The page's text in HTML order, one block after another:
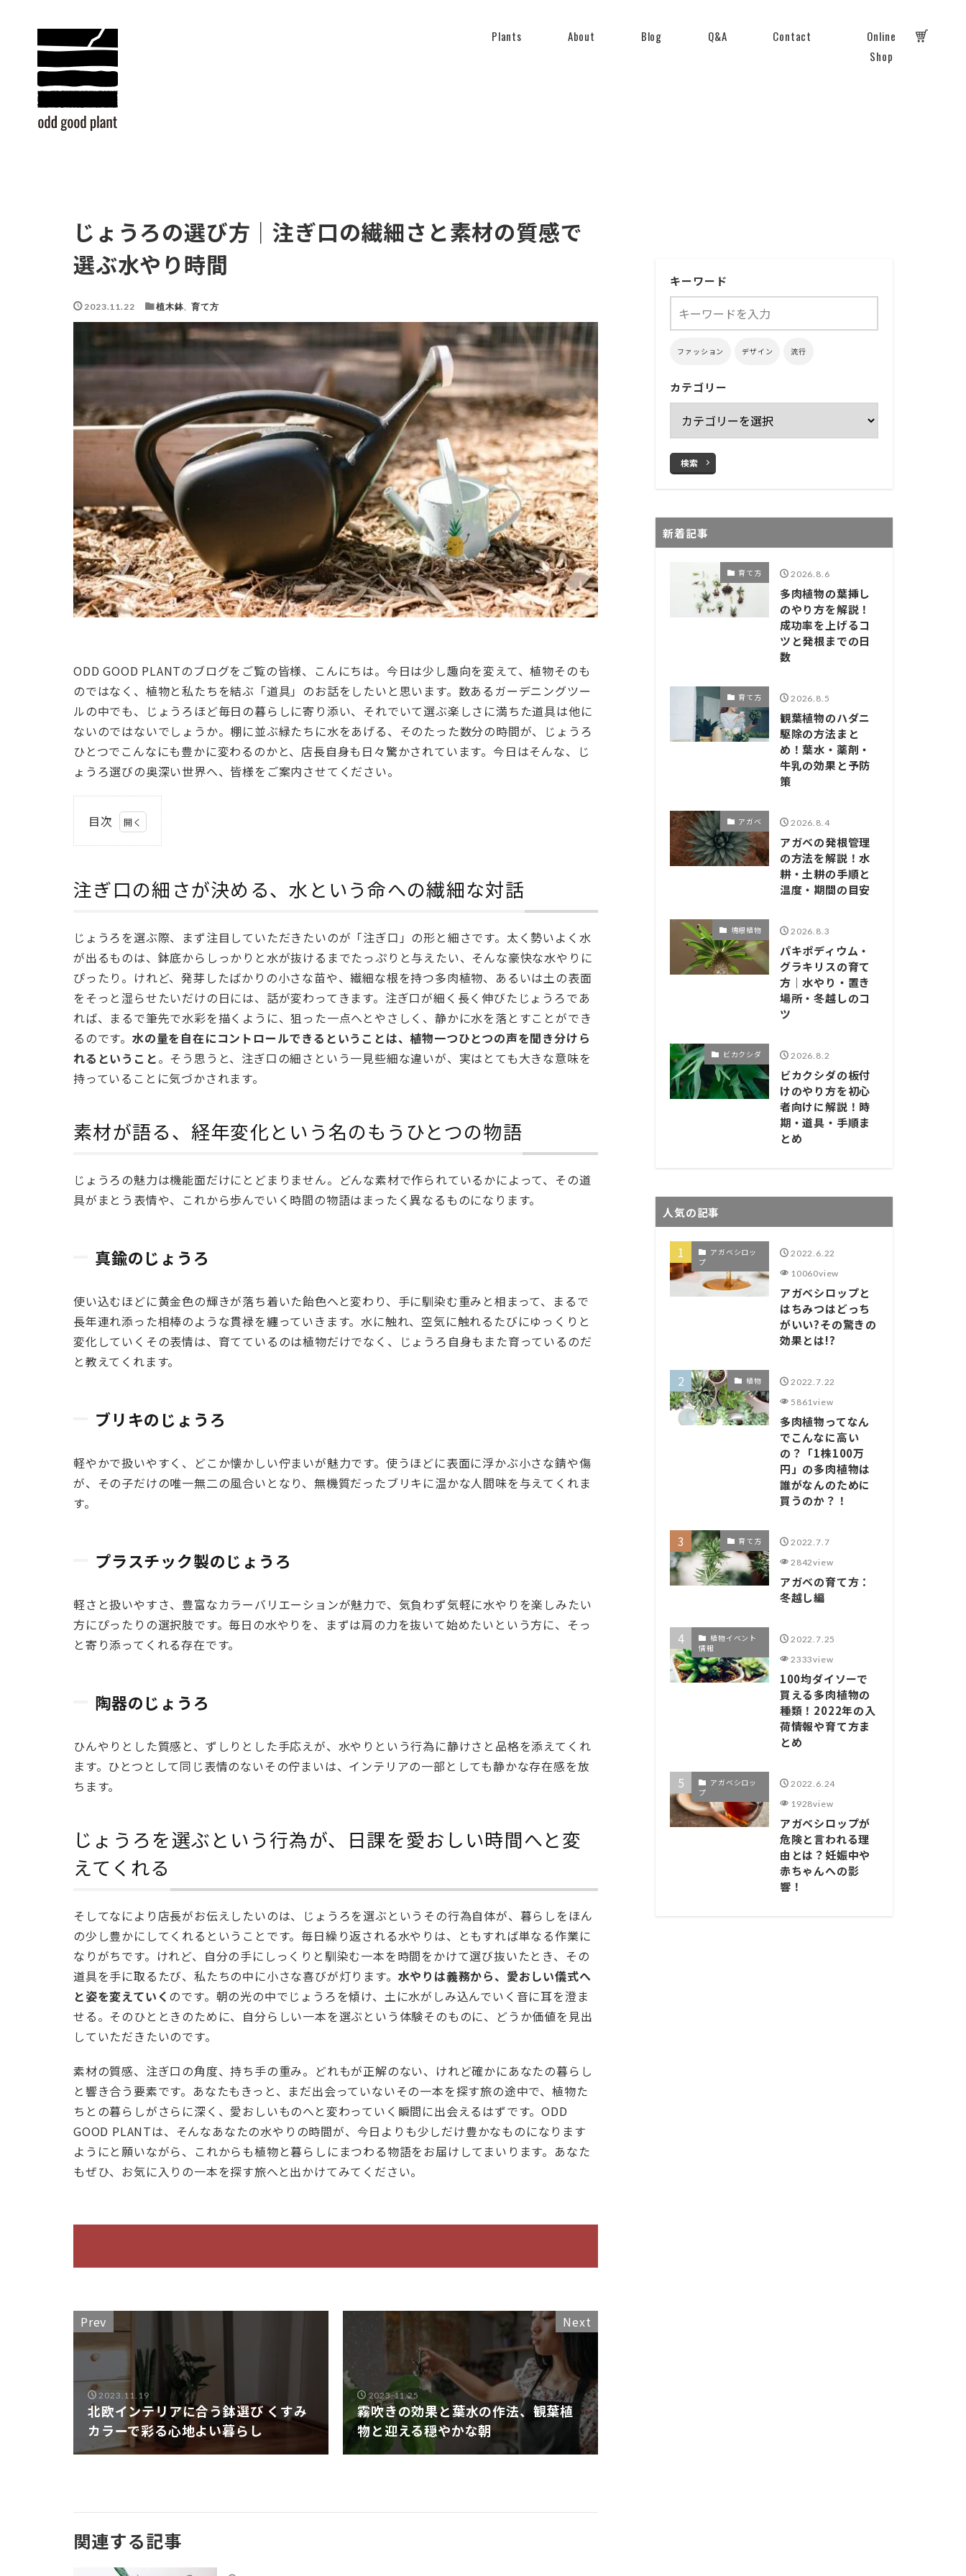
Plants About Blog Q&A Contact
Online
Shop
じょうろの選び方｜注ぎ口の繊細さと素材の質感で
選ぶ水やり時間
2023.11.22 植木鉢 ,育て方
ODD GOOD PLANTのブログをご覧の皆様、こんにちは。今日は少し趣向を変えて、植物そのも
のではなく、植物と私たちを結ぶ「道具」のお話をしたいと思います。数あるガーデニングツー
ルの中でも、じょうろほど毎日の暮らしに寄り添い、それでいて選ぶ楽しさに満ちた道具は他に
ないのではないでしょうか。棚に並ぶ緑たちに水をあげる、そのたった数分の時間が、じょうろ
ひとつでこんなにも豊かに変わるのかと、店長自身も日々驚かされています。今日はそんな、じ
ょうろ選びの奥深い世界へ、皆様をご案内させてください。
目次
細さ
る、
水と
いう
命へ
の繊
細な
対話
2
る、
とい
う名
とつ
の物
のじ
ょう
2.2
ブリ
じょ
うろ
ック
じょ
うろ
2.4
ょう
ろ
3
うろ
を選
行為
が、
日課
おし
い時
間へ
と変
えて
くれ
る
注ぎ口の細さが決める、水という命への繊細な対話
じょうろを選ぶ際、まず注目していただきたいのが「注ぎ口」の形と細さです。太く勢いよく水
が出るものは、鉢底からしっかりと水が抜けるまでたっぷりと与えたい、そんな豪快な水やりに
ぴったり。けれど、発芽したばかりの小さな苗や、繊細な根を持つ多肉植物、あるいは土の表面
をそっと湿らせたいだけの日には、話が変わってきます。注ぎ口が細く長く伸びたじょうろであ
れば、まるで筆先で水彩を描くように、狙った一点へとやさしく、静かに水を落とすことができ
るのです。 水の量を自在にコントロールできるということは、植物一つひとつの声を聞き分けら
れるということ。そう思うと、注ぎ口の細さという一見些細な違いが、実はとても大きな意味を
持っていることに気づかされます。
素材が語る、経年変化という名のもうひとつの物語
じょうろの魅力は機能面だけにとどまりません。どんな素材で作られているかによって、その道
具がまとう表情や、これから歩んでいく時間の物語はまったく異なるものになります。
真鍮のじょうろ
使い込むほどに黄金色の輝きが落ち着いた飴色へと変わり、手に馴染む重みと相まって、まるで
長年連れ添った相棒のような貫禄を纏っていきます。水に触れ、空気に触れるたびにゆっくりと
変化していくその表情は、育てているのは植物だけでなく、じょうろ自身もまた育っているのだ
と教えてくれます。
ブリキのじょうろ
軽やかで扱いやすく、どこか懐かしい佇まいが魅力です。使うほどに表面に浮かぶ小さな錆や傷
が、その子だけの唯一無二の風合いとなり、無機質だったブリキに温かな人間味を与えてくれま
す。
プラスチック製のじょうろ
軽さと扱いやすさ、豊富なカラーバリエーションが魅力で、気負わず気軽に水やりを楽しみたい
方にぴったりの選択肢です。毎日の水やりを、まずは肩の力を抜いて始めたいという方に、そっ
と寄り添ってくれる存在です。
陶器のじょうろ
ひんやりとした質感と、ずしりとした手応えが、水やりという行為に静けさと品格を添えてくれ
ます。ひとつとして同じ表情のないその佇まいは、インテリアの一部としても静かな存在感を放
ちます。
じょうろを選ぶという行為が、日課を愛おしい時間へと変
えてくれる
そしてなにより店長がお伝えしたいのは、じょうろを選ぶというその行為自体が、暮らしをほん
の少し豊かにしてくれるということです。毎日繰り返される水やりは、ともすれば単なる作業に
なりがちです。けれど、自分の手にしっくりと馴染む一本を時間をかけて選び抜いたとき、その
道具を手に取るたび、私たちの中に小さな喜びが灯ります。 水やりは義務から、愛おしい儀式へ
と姿を変えていく のです。朝の光の中でじょうろを傾け、土に水がしみ込んでいく音に耳を澄ま
せる。そのひとときのために、自分らしい一本を選ぶという体験そのものに、どうか価値を見出
していただきたいのです。
素材の質感、注ぎ口の角度、持ち手の重み。どれもが正解のない、けれど確かにあなたの暮らし
と響き合う要素です。あなたもきっと、まだ出会っていないその一本を探す旅の途中で、植物た
ちとの暮らしがさらに深く、愛おしいものへと変わっていく瞬間に出会えるはずです。ODD
GOOD PLANTは、そんなあなたの水やりの時間が、今日よりも少しだけ豊かなものになります
ようにと願いながら、これからも植物と暮らしにまつわる物語をお届けしてまいります。あなた
もぜひ、お気に入りの一本を探す旅へと出かけてみてください。
Prev
2023.11.19
北欧インテリアに合う鉢選び くすみ
カラーで彩る心地よい暮らし
Next
2023.11.25
霧吹きの効果と葉水の作法、観葉植
物と迎える穏やかな朝
関連する記事
キーワード
ファッション デザイン 流行
カテゴリー
検索
新着記事
育て方 2026.8.6
多肉植物の葉挿し
のやり方を解説！
成功率を上げるコ
ツと発根までの日
数
育て方 2026.8.5
観葉植物のハダニ
駆除の方法まと
め！葉水・薬剤・
牛乳の効果と予防
策
アガベ 2026.8.4
アガベの発根管理
の方法を解説！水
耕・土耕の手順と
温度・期間の目安
塊根植物 2026.8.3
パキポディウム・
グラキリスの育て
方｜水やり・置き
場所・冬越しのコ
ツ
ビカクシダ 2026.8.2
ビカクシダの板付
けのやり方を初心
者向けに解説！時
期・道具・手順ま
とめ
人気の記事
アガベシロッ
プ
2022.6.22
10060view
アガベシロップと
はちみつはどっち
がいい?その驚きの
効果とは!?
植物 2022.7.22
5861view
多肉植物ってなん
でこんなに高い
の？「1株100万
円」の多肉植物は
誰がなんのために
買うのか？！
育て方 2022.7.7
2842view
アガベの育て方：
冬越し編
植物イベント
情報
2022.7.25
2333view
100均ダイソーで
買える多肉植物の
種類！2022年の入
荷情報や育て方ま
とめ
アガベシロッ
プ
2022.6.24
1928view
アガベシロップが
危険と言われる理
由とは？妊娠中や
赤ちゃんへの影
響！